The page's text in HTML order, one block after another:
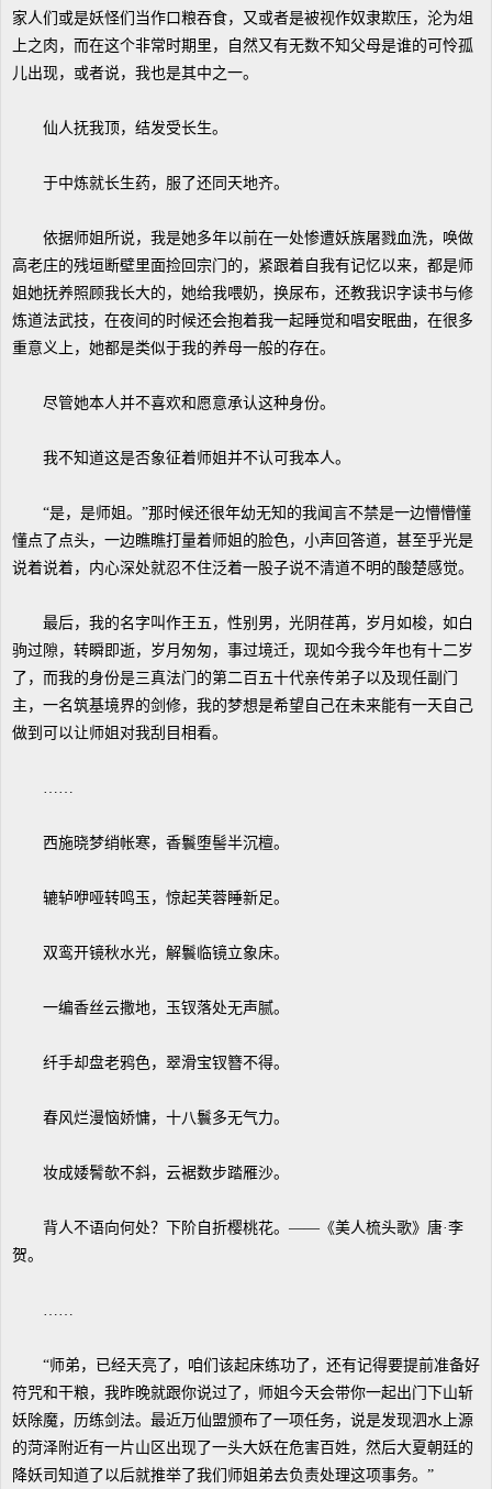
家人们或是妖怪们当作口粮吞食，又或者是被视作奴隶欺压，沦为俎
上之肉，而在这个非常时期里，自然又有无数不知父母是谁的可怜孤
儿出现，或者说，我也是其中之一。
仙人抚我顶，结发受长生。
于中炼就长生药，服了还同天地齐。
依据师姐所说，我是她多年以前在一处惨遭妖族屠戮血洗，唤做
高老庄的残垣断壁里面捡回宗门的，紧跟着自我有记忆以来，都是师
姐她抚养照顾我长大的，她给我喂奶，换尿布，还教我识字读书与修
炼道法武技，在夜间的时候还会抱着我一起睡觉和唱安眠曲，在很多
重意义上，她都是类似于我的养母一般的存在。
尽管她本人并不喜欢和愿意承认这种身份。
我不知道这是否象征着师姐并不认可我本人。
“是，是师姐。”那时候还很年幼无知的我闻言不禁是一边懵懵懂
懂点了点头，一边瞧瞧打量着师姐的脸色，小声回答道，甚至乎光是
说着说着，内心深处就忍不住泛着一股子说不清道不明的酸楚感觉。
最后，我的名字叫作王五，性别男，光阴荏苒，岁月如梭，如白
驹过隙，转瞬即逝，岁月匆匆，事过境迁，现如今我今年也有十二岁
了，而我的身份是三真法门的第二百五十代亲传弟子以及现任副门
主，一名筑基境界的剑修，我的梦想是希望自己在未来能有一天自己
做到可以让师姐对我刮目相看。
……
西施晓梦绡帐寒，香鬟堕髻半沉檀。
辘轳咿哑转鸣玉，惊起芙蓉睡新足。
双鸾开镜秋水光，解鬟临镜立象床。
一编香丝云撒地，玉钗落处无声腻。
纤手却盘老鸦色，翠滑宝钗簪不得。
春风烂漫恼娇慵，十八鬟多无气力。
妆成婑鬌欹不斜，云裾数步踏雁沙。
背人不语向何处？下阶自折樱桃花。——《美人梳头歌》唐·李
贺。
……
“师弟，已经天亮了，咱们该起床练功了，还有记得要提前准备好
符咒和干粮，我昨晚就跟你说过了，师姐今天会带你一起出门下山斩
妖除魔，历练剑法。最近万仙盟颁布了一项任务，说是发现泗水上源
的菏泽附近有一片山区出现了一头大妖在危害百姓，然后大夏朝廷的
降妖司知道了以后就推举了我们师姐弟去负责处理这项事务。”